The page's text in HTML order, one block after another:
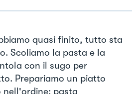
quasi finito, tutto sta
Scoliamo la pasta e la
con il sugo per
Prepariamo un piatto
pasta